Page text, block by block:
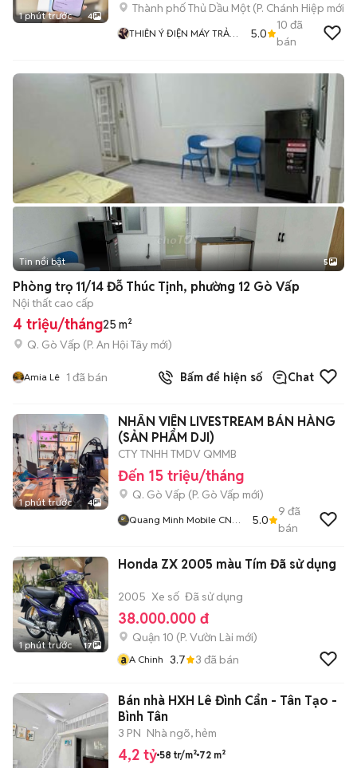
1 phút trước 4
Thành phố Thủ Dầu Một (P. Chánh Hiệp mới)
THIÊN Ý ĐIỆN MÁY TRẢ
5.0
10 đã
bán
Tin nổi bật 5
Phòng trọ 11/14 Đỗ Thúc Tịnh, phường 12 Gò Vấp
Nội thất cao cấp
4 triệu/tháng25 m²
Q. Gò Vấp (P. An Hội Tây mới)
Amia Lê 1 đã bán Bấm để hiện số Chat
1 phút trước 4
NHÂN VIÊN LIVESTREAM BÁN HÀNG
(SẢN PHẨM DJI)
CTY TNHH TMDV QMMB
Đến 15 triệu/tháng
Q. Gò Vấp (P. Gò Vấp mới)
Quang Minh Mobile CN
5.0
9 đã
bán
1 phút trước 17
Honda ZX 2005 màu Tím Đã sử dụng
2005 Xe số Đã sử dụng
38.000.000 đ
Quận 10 (P. Vườn Lài mới)
a A Chinh 3.7 3 đã bán
Bán nhà HXH Lê Đình Cẩn - Tân Tạo -
Bình Tân
3 PN Nhà ngõ, hẻm
4,2 tỷ 58 tr/m² 72 m²